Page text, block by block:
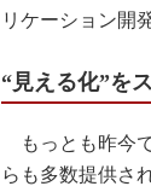
リケーション開
“見える化”を
もっとも昨今
らも多数提供さ